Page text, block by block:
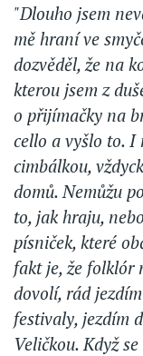
"Dlouho jsem
mě hraní ve
dozvěděl, že na
kterou jsem z
o přijímačky na
cello a vyšlo to. I
cimbálkou,
domů. Nemůžu
to, jak hraju,
písniček, které
fakt je, že folklór
dovolí, rád
festivaly, jezdím
Veličkou. Když